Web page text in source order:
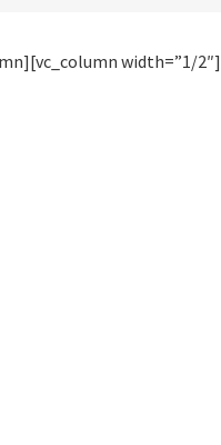
width=”1/